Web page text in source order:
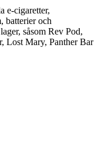
e-cigaretter,
batterier och
såsom Rev Pod,
Lost Mary, Panther Bar